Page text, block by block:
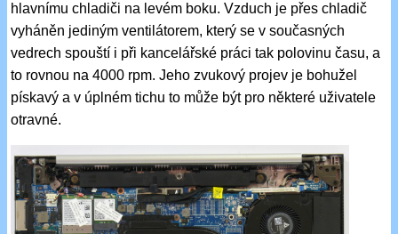
hlavnímu chladiči na levém boku. Vzduch je přes chladič
vyháněn jediným ventilátorem, který se v současných
vedrech spouští i při kancelářské práci tak polovinu času, a
to rovnou na 4000 rpm. Jeho zvukový projev je bohužel
pískavý a v úplném tichu to může být pro některé uživatele
otravné.